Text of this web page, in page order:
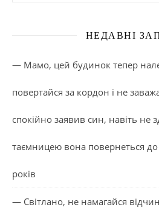
НЕДАВНІ
— Мамо, цей будинок тепер
повертайся за кордон і не
спокійно заявив син, навіть не
таємницею вона повернеться до
років
— Світлано, не намагайся